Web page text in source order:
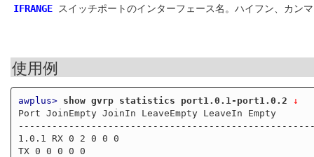
IFRANGE スイッチポートのインターフェース名。ハイフン、カン
使用例
awplus> show gvrp statistics port1.0.1-port1.0.2 ↓
Port JoinEmpty JoinIn LeaveEmpty LeaveIn Empty
1.0.1 RX 0 2 0 0 0
TX 0 0 0 0 0